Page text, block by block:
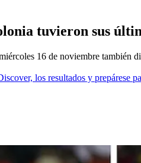
tuvieron sus
16 de noviembre también
los resultados y prepárese